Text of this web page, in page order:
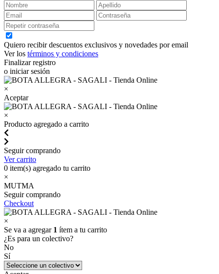
Quiero recibir descuentos exclusivos y novedades por email
Ver los términos y condiciones
Finalizar registro
o iniciar sesión
×
Aceptar
×
Producto agregado a carrito
Seguir comprando
Ver carrito
0 item(s) agregado tu carrito
×
MUTMA
Seguir comprando
Checkout
×
Se va a agregar 1 ítem a tu carrito
¿Es para un colectivo?
No
Sí